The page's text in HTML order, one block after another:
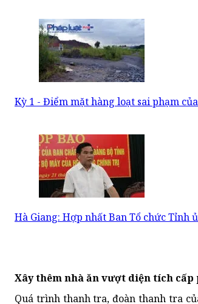
Kỳ 1 - Điểm mặt hàng loạt sai phạm
Hà Giang: Hợp nhất Ban Tổ chức Tỉnh
Xây thêm nhà ăn vượt diện tích cấp
Quá trình thanh tra, đoàn thanh tra